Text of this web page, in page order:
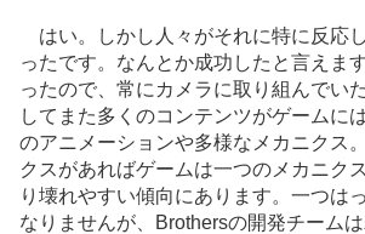
はい。しかし人々がそれに特に反応
ったです。なんとか成功したと言えま
ったので、常にカメラに取り組んでい
してまた多くのコンテンツがゲームに
のアニメーションや多様なメカニクス
クスがあればゲームは一つのメカニク
り壊れやすい傾向にあります。一つは
なりませんが、Brothersの開発チーム